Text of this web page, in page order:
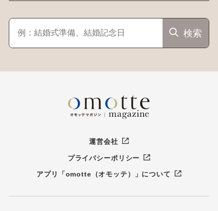
検索
運営会社
プライバシーポリシー
アプリ「omotte（オモッテ）」について